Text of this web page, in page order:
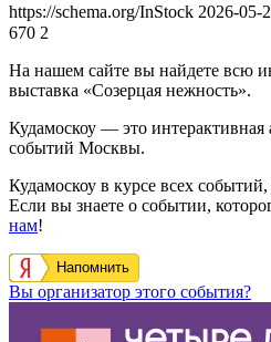
https://schema.org/InStock 2026-05-
670 2
На нашем сайте вы найдете всю
выставка «Созерцая нежность».
Кудамоскоу — это
событий Москвы.
Кудамоскоу в курсе всех
Если вы знаете о событии,
нам!
Напомнить
Вы организатор этого события?